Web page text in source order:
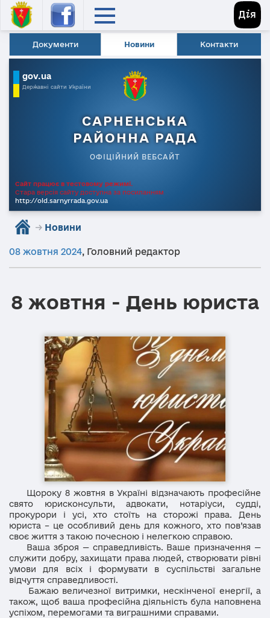
Документи Новини Контакти
gov.ua
Державні сайти України
САРНЕНСЬКА
РАЙОННА РАДА
ОФІЦІЙНИЙ ВЕБСАЙТ
Сайт працює в тестовому режимі.
Стара версія сайту доступна за посиланням
http://old.sarnyrrada.gov.ua
→ Новини
08 жовтня 2024, Головний редактор
8 жовтня - День юриста
Щороку 8 жовтня в Україні відзначають професійне
свято юрисконсульти, адвокати, нотаріуси, судді,
прокурори і усі, хто стоїть на сторожі права. День
юриста – це особливий день для кожного, хто пов’язав
своє життя з такою почесною і нелегкою справою.
Ваша зброя — справедливість. Ваше призначення —
служити добру, захищати права людей, створювати рівні
умови для всіх і формувати в суспільстві загальне
відчуття справедливості.
Бажаю величезної витримки, нескінченої енергії, а
також, щоб ваша професійна діяльність була наповнена
успіхом, перемогами та виграшними справами.